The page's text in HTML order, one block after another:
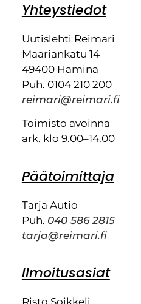
Yhteystiedot
Uutislehti Reimari
Maariankatu 14
49400 Hamina
Puh. 0104 210 200
reimari@reimari.fi
Toimisto avoinna
ark. klo 9.00–14.00
Päätoimittaja
Tarja Autio
Puh. 040 586 2815
tarja@reimari.fi
Ilmoitusasiat